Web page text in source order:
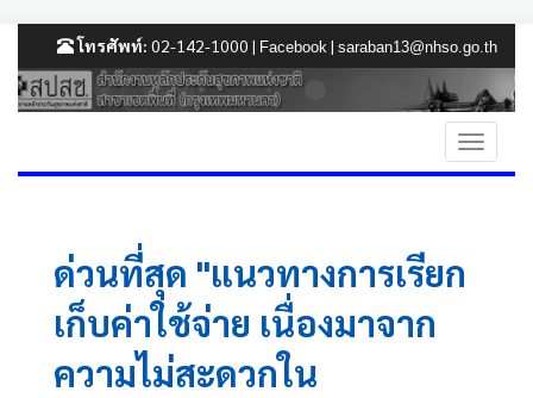
โทรศัพท์: 02-142-1000 | Facebook | saraban13@nhso.go.th
ด่วนที่สุด "แนวทางการเรียก
เก็บค่าใช้จ่าย เนื่องมาจาก
ความไม่สะดวกใน